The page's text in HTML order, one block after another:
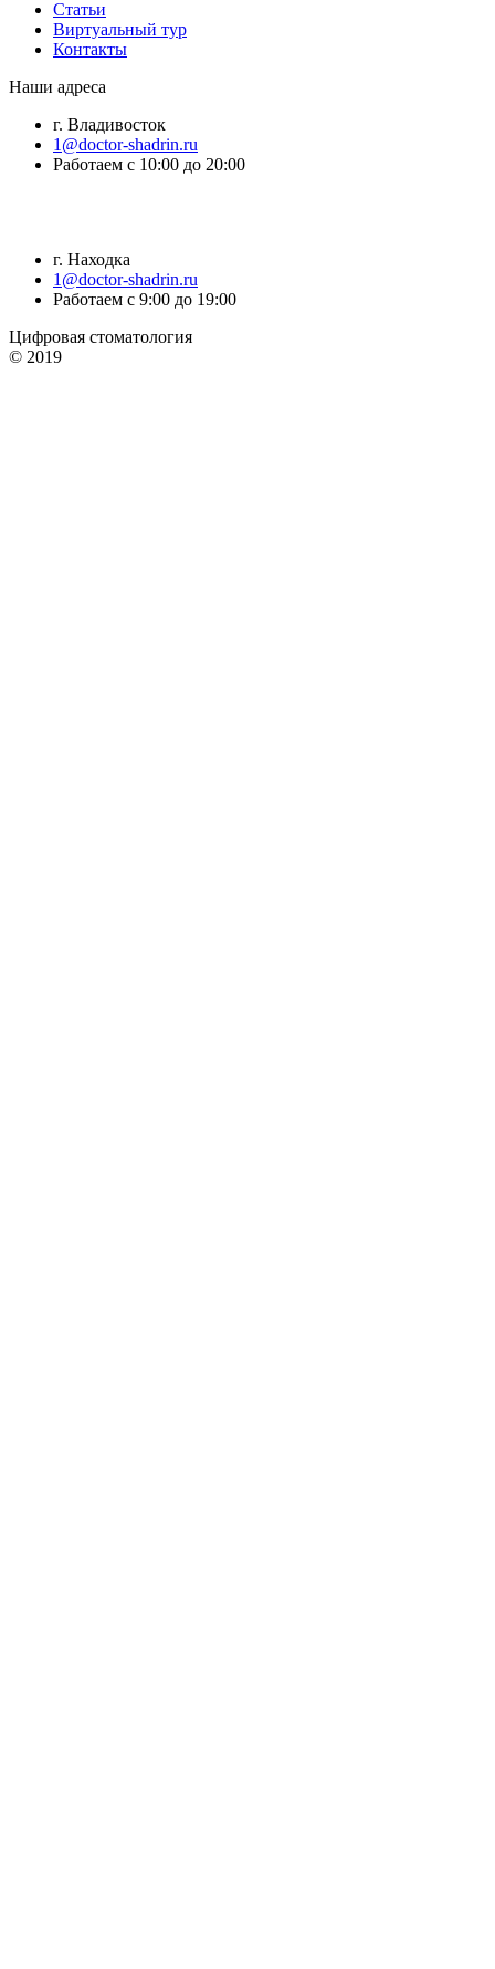
Статьи
Виртуальный тур
Контакты
Наши адреса
г. Владивосток
1@doctor-shadrin.ru
Работаем с 10:00 до 20:00
г. Находка
1@doctor-shadrin.ru
Работаем с 9:00 до 19:00
Цифровая стоматология
© 2019